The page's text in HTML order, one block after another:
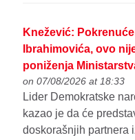
Knežević:
Ibrahimovića, ovo
poniženja
on 07/08/2026 at 18:33
Lider Demokratske
kazao je da će
doskorašnjih partnera